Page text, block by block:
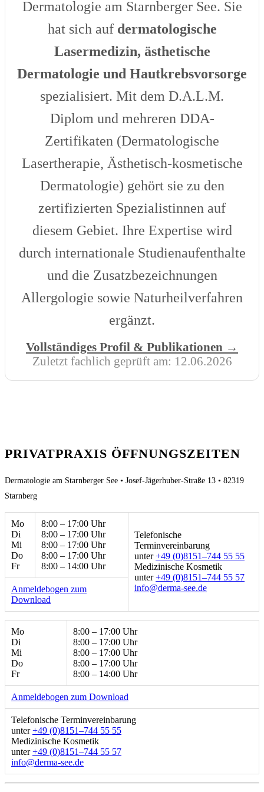
Dermatologie am Starnberger See. Sie
hat sich auf dermatologische
Lasermedizin, ästhetische
Dermatologie und Hautkrebsvorsorge
spezialisiert. Mit dem D.A.L.M.
Diplom und mehreren DDA-
Zertifikaten (Dermatologische
Lasertherapie, Ästhetisch-kosmetische
Dermatologie) gehört sie zu den
zertifizierten Spezialistinnen auf
diesem Gebiet. Ihre Expertise wird
durch internationale Studienaufenthalte
und die Zusatzbezeichnungen
Allergologie sowie Naturheilverfahren
ergänzt.
Vollständiges Profil & Publikationen →
Zuletzt fachlich geprüft am: 12.06.2026
PRIVATPRAXIS ÖFFNUNGSZEITEN
Dermatologie am Starnberger See • Josef-Jägerhuber-Straße 13 • 82319
Starnberg
Mo
Di
Mi
Do
Fr
8:00 – 17:00 Uhr
8:00 – 17:00 Uhr
8:00 – 17:00 Uhr
8:00 – 17:00 Uhr
8:00 – 14:00 Uhr
Telefonische
Terminvereinbarung
unter+49 (0)8151–744 55 55
Medizinische Kosmetik
unter+49 (0)8151–744 55 57
ed.ees-amred@ofni
Anmeldebogen zum
Download
Mo
Di
Mi
Do
Fr
8:00 – 17:00 Uhr
8:00 – 17:00 Uhr
8:00 – 17:00 Uhr
8:00 – 17:00 Uhr
8:00 – 14:00 Uhr
Anmeldebogen zum Download
Telefonische Terminvereinbarung
unter+49 (0)8151–744 55 55
Medizinische Kosmetik
unter+49 (0)8151–744 55 57
ed.ees-amred@ofni